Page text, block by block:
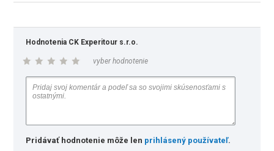
Hodnotenia CK Experitour s.r.o.
vyber hodnotenie
Pridávať hodnotenie môže len prihlásený používateľ.